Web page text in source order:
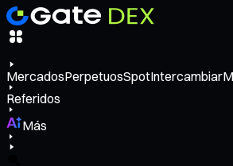
MercadosPerpetuosSpotIntercambiar
Referidos
Más